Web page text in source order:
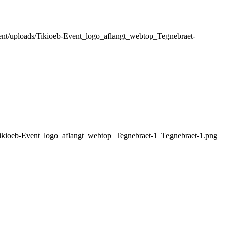
uploads/Tikioeb-Event_logo_aflangt_webtop_Tegnebraet-
Event_logo_aflangt_webtop_Tegnebraet-1_Tegnebraet-1.png